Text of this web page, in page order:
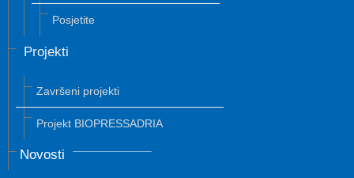
Posjetite
Projekti
Završeni projekti
Projekt BIOPRESSADRIA
Novosti